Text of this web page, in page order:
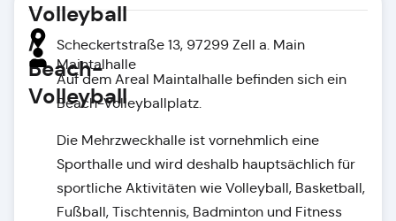
Volleyball
/
Beach-
Volleyball
Scheckertstraße 13, 97299 Zell a. Main
Maintalhalle
Auf dem Areal Maintalhalle befinden sich ein
Beach-Volleyballplatz.
Die Mehrzweckhalle ist vornehmlich eine
Sporthalle und wird deshalb hauptsächlich für
sportliche Aktivitäten wie Volleyball, Basketball,
Fußball, Tischtennis, Badminton und Fitness